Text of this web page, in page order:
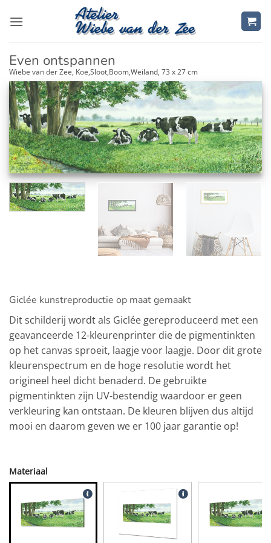
naar
Even ontspannen
Wiebe van der Zee, Koe,Sloot,Boom,Weiland, 73 x 27 cm
Giclée kunstreproductie op maat gemaakt
Dit schilderij wordt als Giclée gereproduceerd met een
geavanceerde 12-kleurenprinter die de pigmentinkten
op het canvas sproeit, laagje voor laagje. Door dit grote
kleurenspectrum en de hoge resolutie wordt het
origineel heel dicht benaderd. De gebruikte
pigmentinkten zijn UV-bestendig waardoor er geen
verkleuring kan ontstaan. De kleuren blijven dus altijd
mooi en daarom geven we er 100 jaar garantie op!
Materiaal